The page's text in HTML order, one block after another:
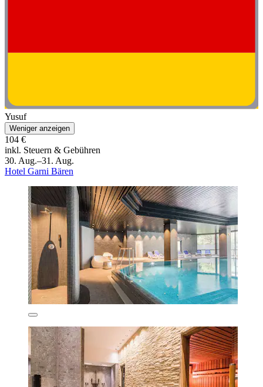
Yusuf
Weniger anzeigen
104 €
inkl. Steuern & Gebühren
30. Aug.–31. Aug.
Hotel Garni Bären